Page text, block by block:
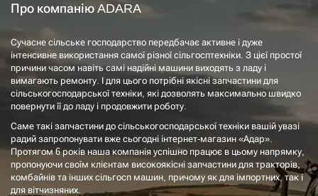
Про компанію ADARA
Сучасне сільське господарство передбачає активне і дуже
інтенсивне використання самої різної сільгосптехніки. З цієї простої
причини часом навіть самі надійні машини виходять з ладу і
вимагають ремонту. І для цього потрібні якісні запчастини для
сільськогосподарської техніки, які дозволять максимально швидко
повернути її до ладу і продовжити роботу.
Саме такі запчастини до сільськогосподарської техніки вашій увазі
радий запропонувати вже сьогодні інтернет-магазин «Адар».
Протягом 6 років наша компанія успішно працює в цьому напрямку,
пропонуючи своїм клієнтам високоякісні запчастини для тракторів,
комбайнів та інших сільгосп машин, причому як для імпортних, так і
для вітчизняних.